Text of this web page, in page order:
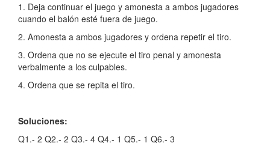
1. Deja continuar el juego y amonesta a ambos jugadores
cuando el balón esté fuera de juego.
2. Amonesta a ambos jugadores y ordena repetir el tiro.
3. Ordena que no se ejecute el tiro penal y amonesta
verbalmente a los culpables.
4. Ordena que se repita el tiro.
Soluciones:
Q1.- 2 Q2.- 2 Q3.- 4 Q4.- 1 Q5.- 1 Q6.- 3